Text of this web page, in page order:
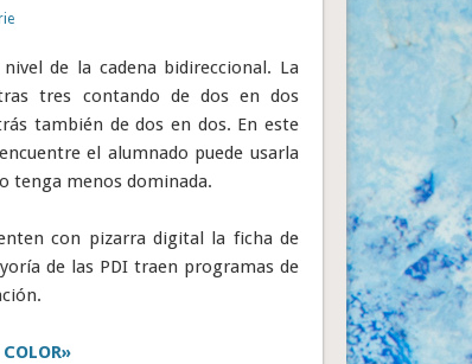
de la cadena bidireccional. La
tres contando de dos en dos
también de dos en dos. En este
el alumnado puede usarla
tenga menos dominada.
con pizarra digital la ficha de
de las PDI traen programas de